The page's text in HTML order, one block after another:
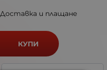
Доставка и плащане
КУПИ